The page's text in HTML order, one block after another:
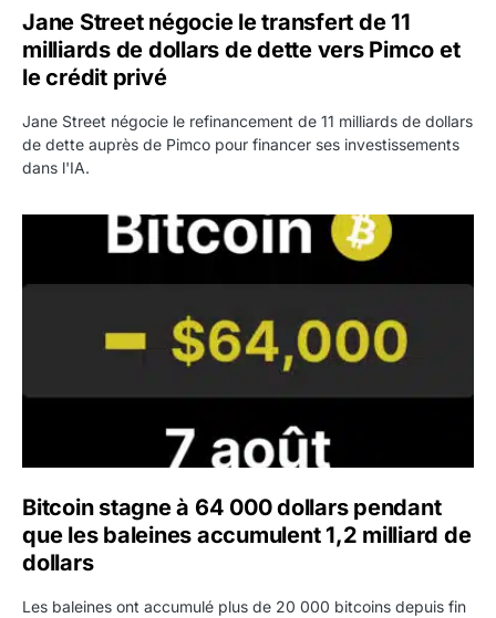
Jane Street négocie le transfert de 11
milliards de dollars de dette vers Pimco et
le crédit privé
Jane Street négocie le refinancement de 11 milliards de dollars
de dette auprès de Pimco pour financer ses investissements
dans l'IA.
Bitcoin stagne à 64 000 dollars pendant que les
Bitcoin stagne à 64 000 dollars pendant
que les baleines accumulent 1,2 milliard de
dollars
Les baleines ont accumulé plus de 20 000 bitcoins depuis fin